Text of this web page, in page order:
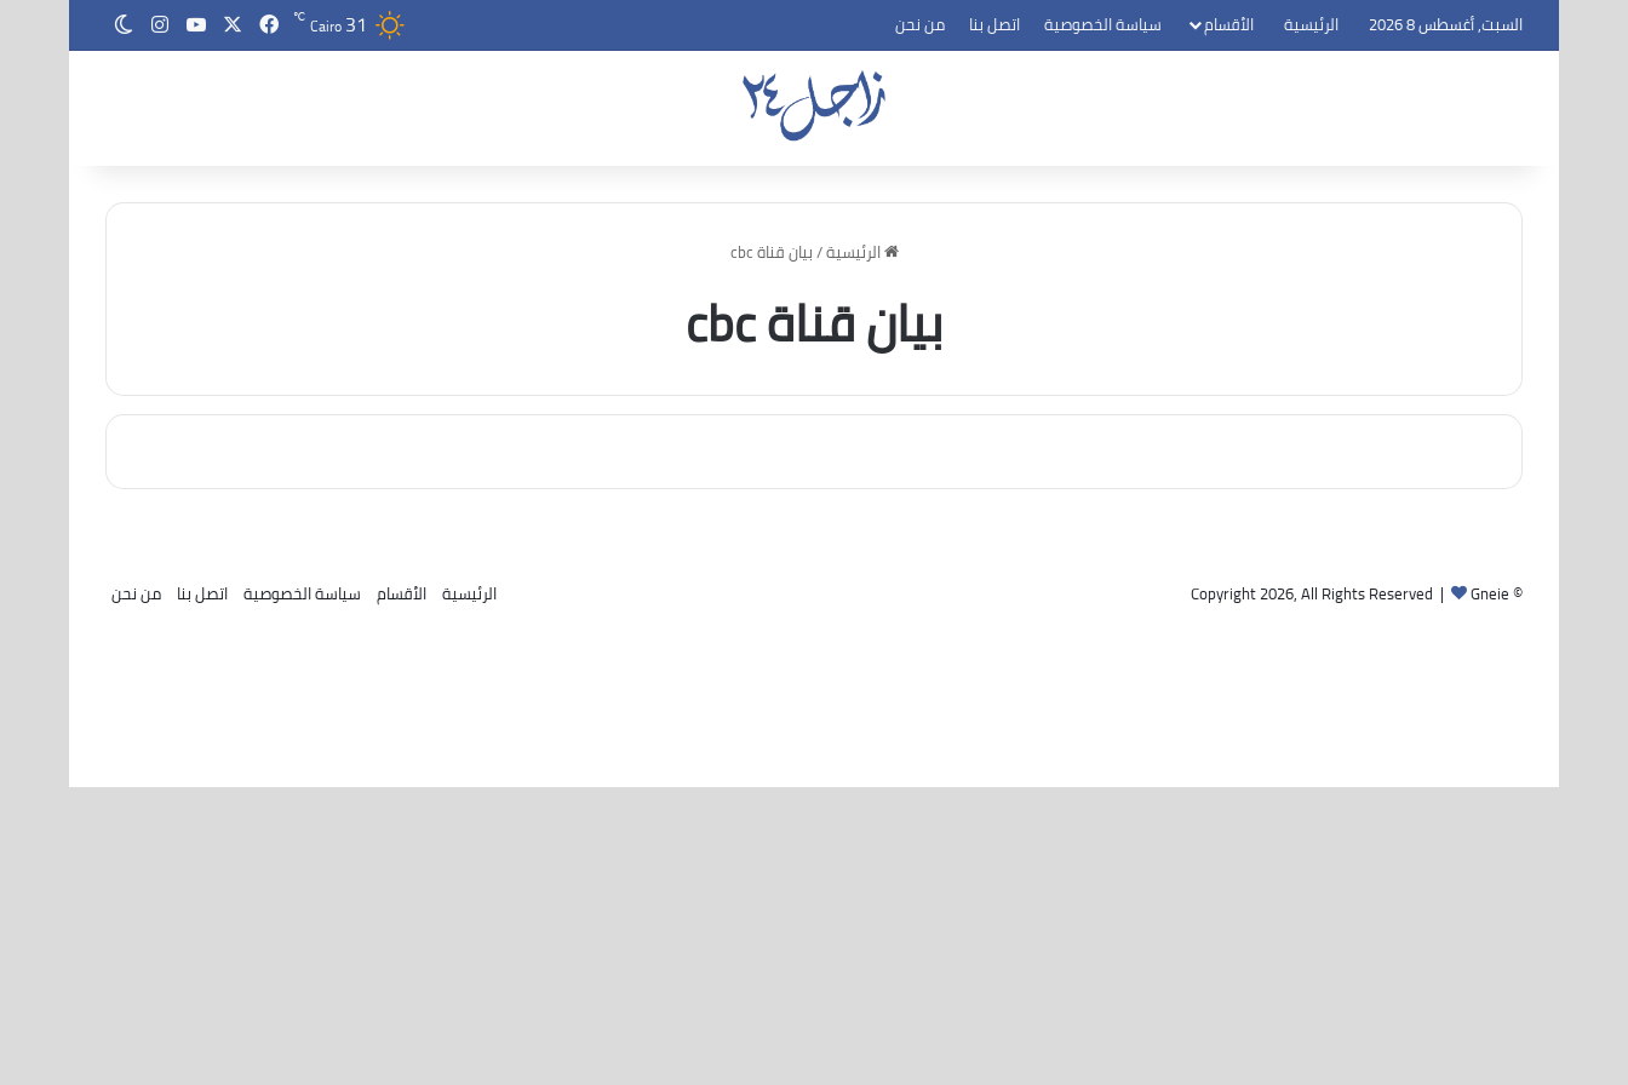
السبت, أغسطس 8 2026 الرئيسية الأقسام سياسة الخصوصية اتصل بنا من نحن Cairo31
℃ فيسبوك ‫YouTubeانستقرام
الرئيسية/بيان قناة cbc
بيان قناة cbc
© Copyright 2026, All Rights Reserved |
Gneie الرئيسية الأقسام سياسة الخصوصية اتصل بنا من نحن